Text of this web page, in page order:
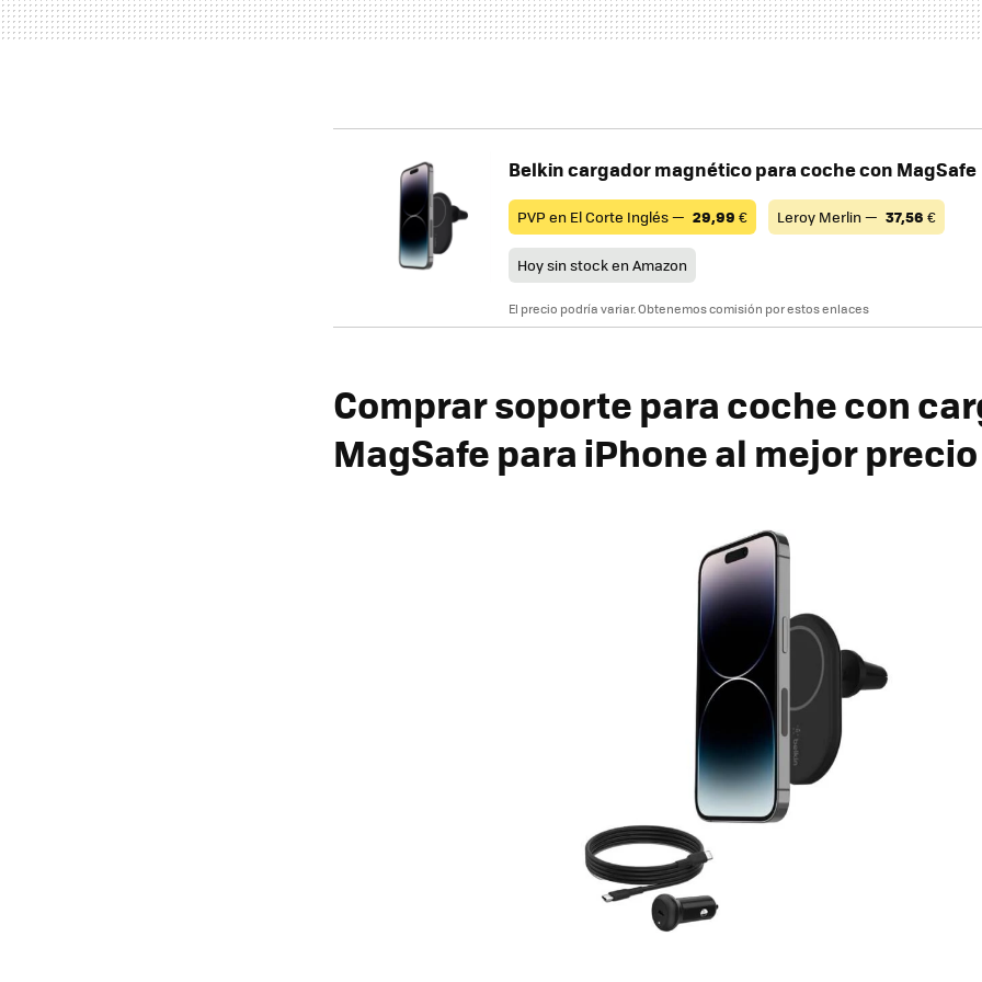
Belkin cargador magnético para coche con MagSafe
PVP en El Corte Inglés — 29,99 € Leroy Merlin — 37,56 €
Hoy sin stock en Amazon
El precio podría variar. Obtenemos comisión por estos enlaces
Comprar soporte para coche con
MagSafe para iPhone al mejor precio